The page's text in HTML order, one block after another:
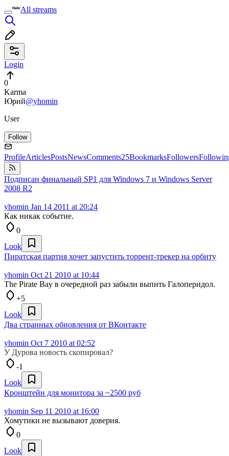
All streams
Login
0
Karma
Юрий@yhomin
User
Follow
ProfileArticlesPostsNewsComments25BookmarksFollowers
Подписан финальный SP1 для Windows 7 и Windows Server
2008 R2
yhomin Jan 14 2011 at 20:24
Как никак событие.
0
Look
Пиратская партия хочет запустить торрент-трекер на орбиту
yhomin Oct 21 2010 at 10:44
The Pirate Bay в очередной раз забыли выпить Галоперидол.
+5
Look
Два странных обновления от ВКонтакте
yhomin Oct 7 2010 at 02:52
У Дурова новость скопировал?
-1
Look
Кронштейн для монитора за ~2500 руб
yhomin Sep 11 2010 at 16:00
Хомутики не вызывают доверия.
0
Look